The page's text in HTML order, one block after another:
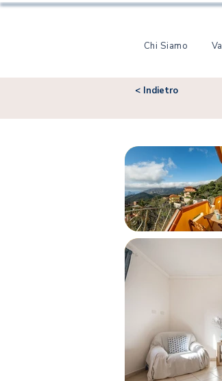
Chi Siamo
< Indietro